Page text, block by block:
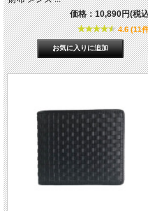
価格：10,890円(税
4.6 (11